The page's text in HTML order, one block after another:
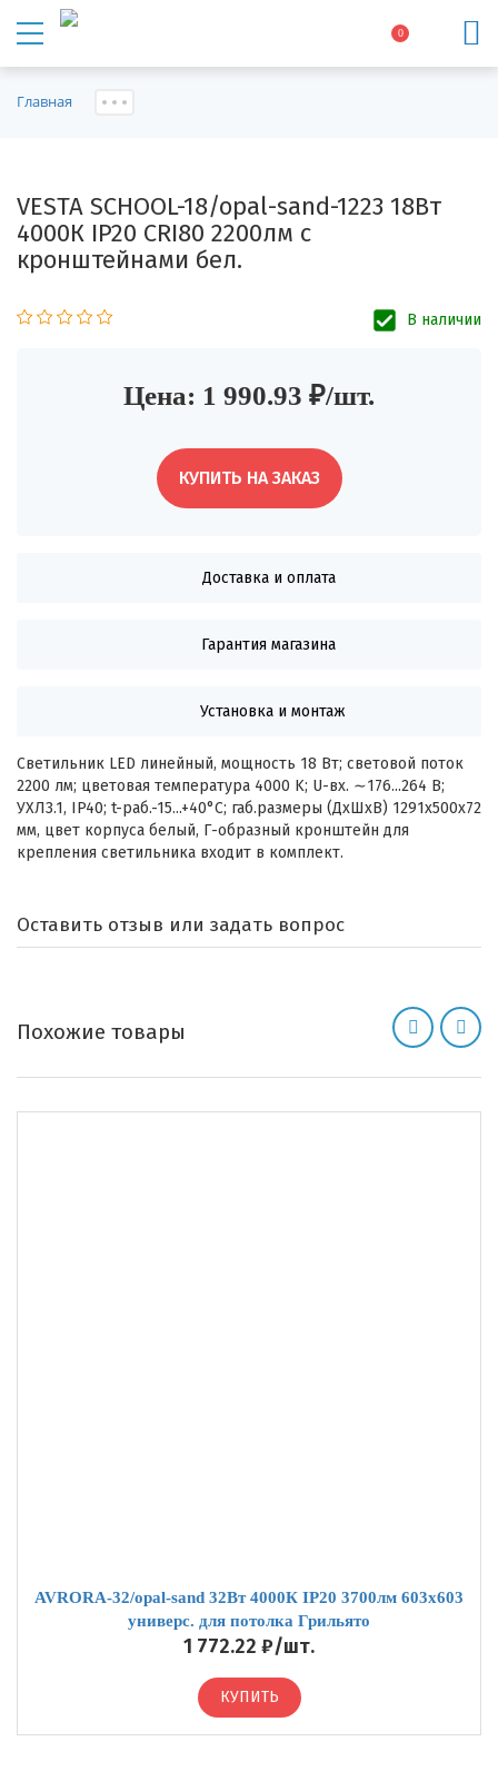
0
Главная
VESTA SCHOOL-18/opal-sand-1223 18Вт
4000К IP20 CRI80 2200лм с
кронштейнами бел.
В наличии
Цена: 1 990.93 ₽/шт.
КУПИТЬ НА ЗАКАЗ
Доставка и оплата
Гарантия магазина
Установка и монтаж
Светильник LED линейный, мощность 18 Вт; световой поток
2200 лм; цветовая температура 4000 K; U-вх. ∼176...264 В;
УХЛ3.1, IP40; t-раб.-15...+40°C; габ.размеры (ДхШхВ) 1291х500х72
мм, цвет корпуса белый, Г-образный кронштейн для
крепления светильника входит в комплект.
Оставить отзыв или задать вопрос
Похожие товары
AVRORA-32/opal-sand 32Вт 4000К IP20 3700лм 603х603
универс. для потолка Грильято
1 772.22 ₽/шт.
КУПИТЬ